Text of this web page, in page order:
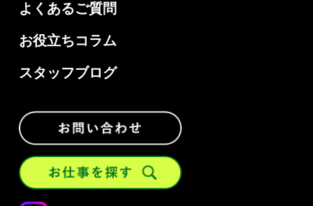
よくあるご質問
お役立ちコラム
スタッフブログ